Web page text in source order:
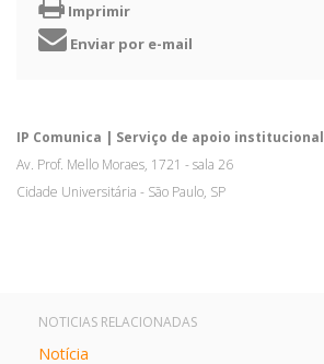
Imprimir
Enviar por e-mail
IP Comunica | Serviço de apoio institucional
Av. Prof. Mello Moraes, 1721 - sala 26
Cidade Universitária - São Paulo, SP
NOTICIAS RELACIONADAS
Notícia